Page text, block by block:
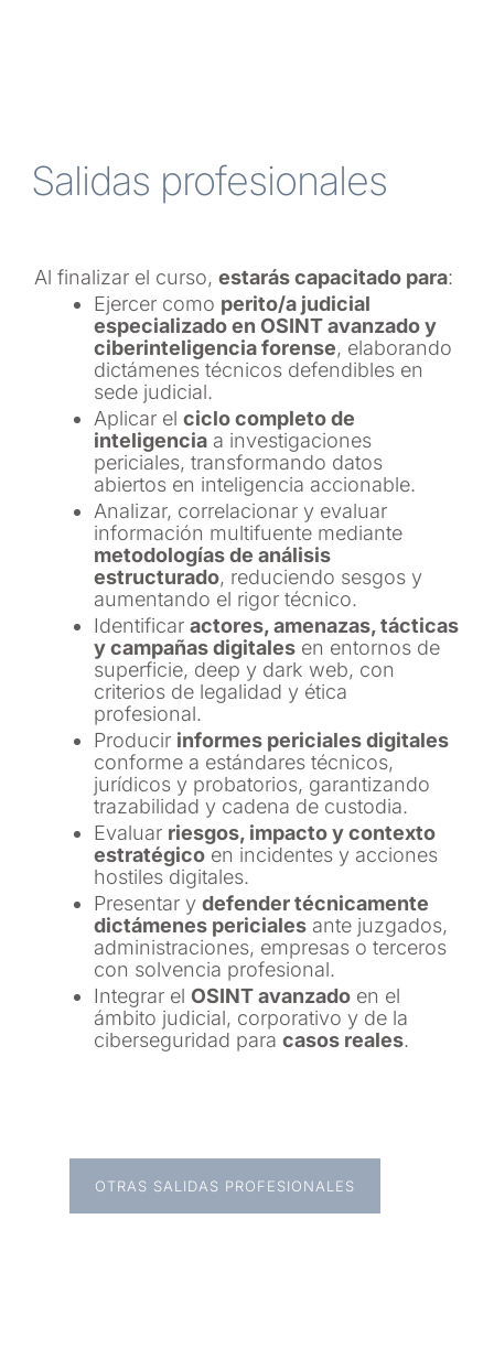
Salidas profesionales
Al finalizar el curso,estarás capacitado para:
Ejercer como perito/a judicial
especializado en OSINT avanzado y
ciberinteligencia forense, elaborando
dictámenes técnicos defendibles en
sede judicial.
Aplicar elciclo completo de
inteligencia a investigaciones
periciales, transformando datos
abiertos en inteligencia accionable.
Analizar, correlacionar y evaluar
información multifuente mediante
metodologías de análisis
estructurado, reduciendo sesgos y
aumentando el rigor técnico.
Identificaractores, amenazas, tácticas
y campañas digitales en entornos de
superficie, deep y dark web, con
criterios de legalidad y ética
profesional.
Producir informes periciales digitales
conforme a estándares técnicos,
jurídicos y probatorios, garantizando
trazabilidad y cadena de custodia.
Evaluar riesgos, impacto y contexto
estratégico en incidentes y acciones
hostiles digitales.
Presentar ydefender técnicamente
dictámenes periciales ante juzgados,
administraciones, empresas o terceros
con solvencia profesional.
Integrar elOSINT avanzado en el
ámbito judicial, corporativo y de la
ciberseguridad paracasos reales.
OTRAS SALIDAS PROFESIONALES